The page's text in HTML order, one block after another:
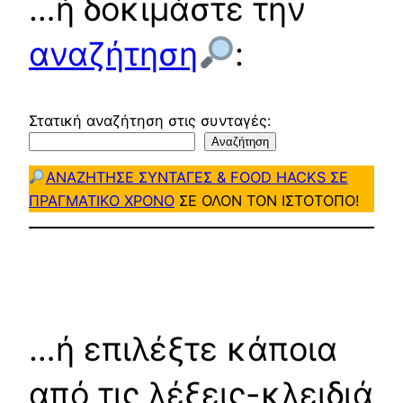
…ή δοκιμάστε την
αναζήτηση
:
Στατική αναζήτηση στις συνταγές:
Αναζήτηση
ΑΝΑΖΗΤΗΣΕ ΣΥΝΤΑΓΕΣ & FOOD HACKS ΣΕ
ΠΡΑΓΜΑΤΙΚΟ ΧΡΟΝΟ ΣΕ ΟΛΟΝ ΤΟΝ ΙΣΤΟΤΟΠΟ!
…ή επιλέξτε κάποια
από τις λέξεις-κλειδιά